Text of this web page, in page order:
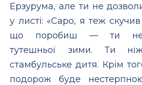
Ерзурума, але ти не
у листі: «Саро, я теж
що поробиш — ти не
тутешньої зими. Ти
стамбульське дитя. Крім
подорож буде